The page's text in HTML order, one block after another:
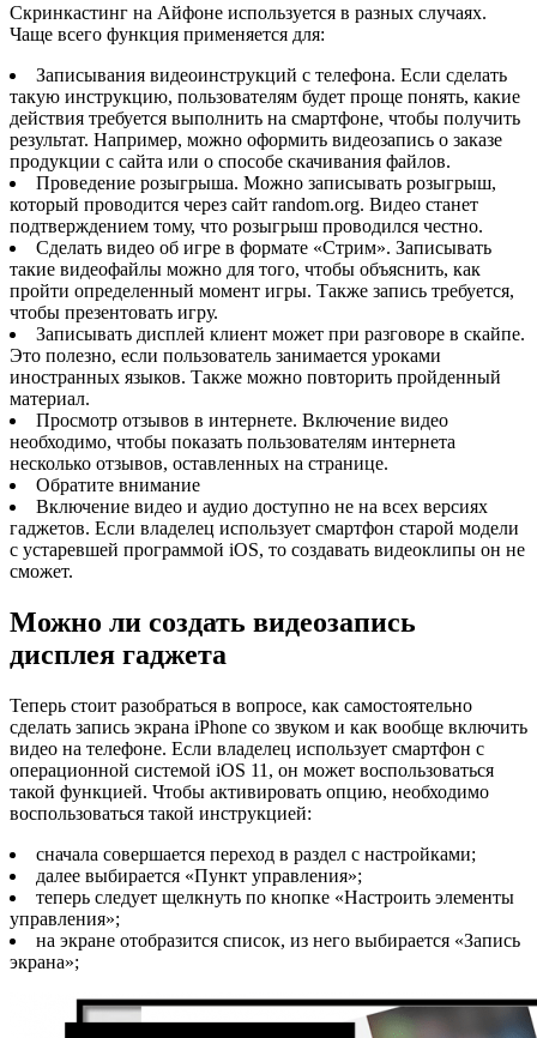
Скринкастинг на Айфоне используется в разных случаях.
Чаще всего функция применяется для:
Записывания видеоинструкций с телефона. Если сделать
такую инструкцию, пользователям будет проще понять, какие
действия требуется выполнить на смартфоне, чтобы получить
результат. Например, можно оформить видеозапись о заказе
продукции с сайта или о способе скачивания файлов.
Проведение розыгрыша. Можно записывать розыгрыш,
который проводится через сайт random.org. Видео станет
подтверждением тому, что розыгрыш проводился честно.
Сделать видео об игре в формате «Стрим». Записывать
такие видеофайлы можно для того, чтобы объяснить, как
пройти определенный момент игры. Также запись требуется,
чтобы презентовать игру.
Записывать дисплей клиент может при разговоре в скайпе.
Это полезно, если пользователь занимается уроками
иностранных языков. Также можно повторить пройденный
материал.
Просмотр отзывов в интернете. Включение видео
необходимо, чтобы показать пользователям интернета
несколько отзывов, оставленных на странице.
Обратите внимание
Включение видео и аудио доступно не на всех версиях
гаджетов. Если владелец использует смартфон старой модели
с устаревшей программой iOS, то создавать видеоклипы он не
сможет.
Можно ли создать видеозапись
дисплея гаджета
Теперь стоит разобраться в вопросе, как самостоятельно
сделать запись экрана iPhone со звуком и как вообще включить
видео на телефоне. Если владелец использует смартфон с
операционной системой iOS 11, он может воспользоваться
такой функцией. Чтобы активировать опцию, необходимо
воспользоваться такой инструкцией:
сначала совершается переход в раздел с настройками;
далее выбирается «Пункт управления»;
теперь следует щелкнуть по кнопке «Настроить элементы
управления»;
на экране отобразится список, из него выбирается «Запись
экрана»;